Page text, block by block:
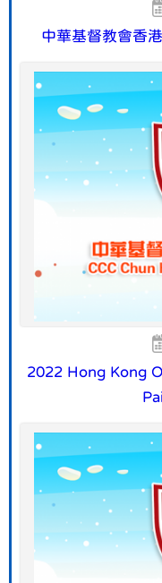
中華基督教會香
2022 Hong Kong